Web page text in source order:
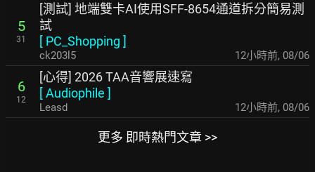
5
31
[測試] 地端雙卡AI使用SFF-8654通道拆分簡易測
試
[ PC_Shopping ]
ck203l5 12小時前, 08/06
6
12
[心得] 2026 TAA音響展速寫
[Audiophile ]
Leasd 12小時前, 08/06
更多 即時熱門文章 >>